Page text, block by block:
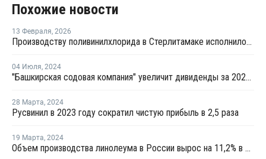
Похожие новости
13 Февраля, 2026
Производству поливинилхлорида в Стерлитамаке исполнилось 60 лет
04 Июля, 2024
"Башкирская содовая компания" увеличит дивиденды за 2023 год в 1,6 раза
28 Марта, 2024
Русвинил в 2023 году сократил чистую прибыль в 2,5 раза
19 Марта, 2024
Объем производства линолеума в России вырос на 11,2% в 2023 году